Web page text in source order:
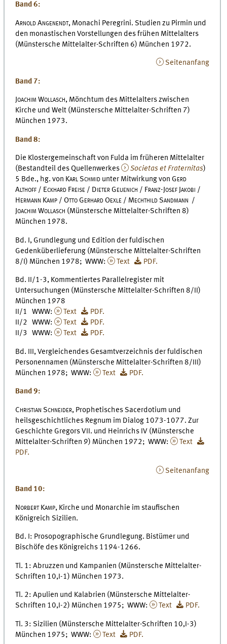
Band 6:
Arnold Angenendt, Monachi Peregrini. Studien zu Pirmin und
den monastischen Vorstellungen des frühen Mittelalters
(Münstersche Mittelalter-Schriften 6) München 1972.
Seitenanfang
Band 7:
Joachim Wollasch, Mönchtum des Mittelalters zwischen
Kirche und Welt (Münstersche Mittelalter-Schriften 7)
München 1973.
Band 8:
Die Klostergemeinschaft von Fulda im früheren Mittelalter
(Bestandteil des Quellenwerkes
Societas et Fraternitas)
5 Bde., hg. von Karl Schmid unter Mitwirkung von Gerd
Althoff / Eckhard Freise / Dieter Geuenich / Franz-Josef Jakobi /
Hermann Kamp / Otto Gerhard Oexle / Mechthild Sandmann /
Joachim Wollasch (Münstersche Mittelalter-Schriften 8)
München 1978.
Bd. I, Grundlegung und Edition der fuldischen
Gedenküberlieferung (Münstersche Mittelalter-Schriften
8/I) München 1978; WWW:
Text PDF.
Bd. II/1-3, Kommentiertes Parallelregister mit
Untersuchungen (Münstersche Mittelalter-Schriften 8/II)
München 1978
II/1 WWW:
Text
PDF.
II/2 WWW:
Text
PDF.
II/3 WWW:
Text PDF.
Bd. III, Vergleichendes Gesamtverzeichnis der fuldischen
Personennamen (Münstersche Mittelalter-Schriften 8/III)
München 1978; WWW:
Text PDF.
Band 9:
Christian Schneider, Prophetisches Sacerdotium und
heilsgeschichtliches Regnum im Dialog 1073-1077. Zur
Geschichte Gregors VII. und Heinrichs IV (Münstersche
Mittelalter-Schriften 9) München 1972; WWW:
Text
PDF.
Seitenanfang
Band 10:
Norbert Kamp, Kirche und Monarchie im staufischen
Königreich Sizilien.
Bd. I: Prosopographische Grundlegung. Bistümer und
Bischöfe des Königreichs 1194-1266.
Tl. 1: Abruzzen und Kampanien (Münstersche Mittelalter-
Schriften 10,I-1) München 1973.
Tl. 2: Apulien und Kalabrien (Münstersche Mittelalter-
Schriften 10,I-2) München 1975; WWW:
Text PDF.
Tl. 3: Sizilien (Münstersche Mittelalter-Schriften 10,I-3)
München 1975; WWW:
Text PDF.